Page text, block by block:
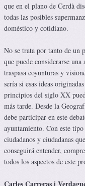
que en el plano de Cerdà
todas las posibles
doméstico y cotidiano.
No se trata por tanto de un
que puede considerarse
traspasa coyunturas y
sería si esas ideas
principios del siglo XX
más tarde. Desde la
debe participar en este
ayuntamiento. Con este
ciudadanos y ciudadanas
conseguirá entender,
todos los aspectos de este
Carles Carreras i